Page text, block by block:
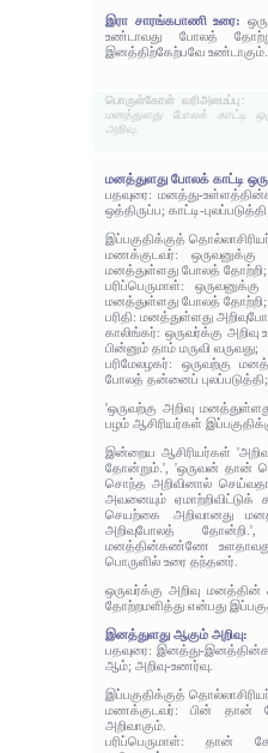
இரா சாரங்கபாணி உரை:
உண்டாவது போலத்
இனத்திற்கேற்பவே உண்டாகும்.
பொருள்கோள் வரிஅமைப்பு:
மனத்துளது போலக் காட்டி
அறிவு.
மனத்துளது போலக் காட்டி
பதவுரை: மனத்து-
ஒத்திருப்ப; காட்டி-
இப்பகுதிக்குத்
மணக்குடவர்: ஒருவனுக்கு
மனத்துள்ளது போலத் தோற்றி;
பரிப்பெருமாள்:
மனத்துள்ளது போலத் தோற்றி;
பரிதி: மனத்துள்ளது
காலிங்கர்: ஒருவர்க்கு
பின்னும் தாம் மருவி வருவது;
பரிமேலழகர்: ஒருவற்கு
போலத் தன்னைப்
'ஒருவற்கு அறிவு
பழம் ஆசிரியர்கள்
இன்றைய ஆசிரியர்கள்
தோன்றும்.', 'ஒருவன் தான்
சொந்த அறிவினால்
அவனையும் ஏமாற்றிவிட்டுக்
செயற்கை அறிவானது
அறிவுபோலத் தோன்றி.',
மனத்தின்கண்ணே
பொருளில் உரை தந்தனர்.
ஒருவர்க்கு அறிவு
தோற்றமளித்து என்பது
இனத்துளது ஆகும் அறிவு:
பதவுரை: இனத்து-
ஆம்; அறிவு-உணர்வு.
இப்பகுதிக்குத்
மணக்குடவர்: பின் தான்
அறிவாகும்.
பரிப்பெருமாள்: தான்